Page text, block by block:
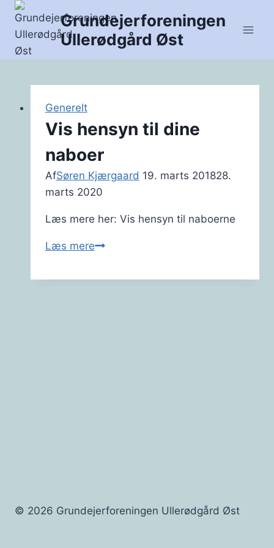
Fortsæt
indhold
Grundejerforeningen
Ullerødgård Øst
Generelt
Vis hensyn til dine
naboer
AfSøren Kjærgaard 19. marts 201828.
marts 2020
Læs mere her: Vis hensyn til naboerne
Læs mereVis
til
© 2026 Grundejerforeningen Ullerødgård Øst